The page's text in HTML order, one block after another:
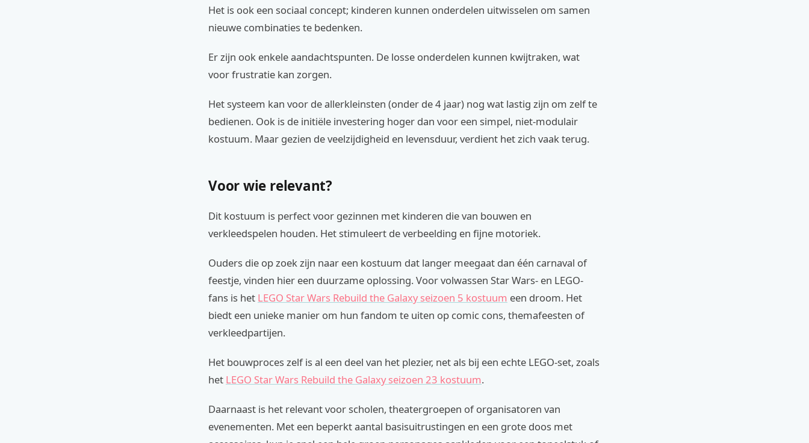
Het is ook een sociaal concept; kinderen kunnen onderdelen uitwisselen om samen
nieuwe combinaties te bedenken.
Er zijn ook enkele aandachtspunten. De losse onderdelen kunnen kwijtraken, wat
voor frustratie kan zorgen.
Het systeem kan voor de allerkleinsten (onder de 4 jaar) nog wat lastig zijn om zelf te
bedienen. Ook is de initiële investering hoger dan voor een simpel, niet-modulair
kostuum. Maar gezien de veelzijdigheid en levensduur, verdient het zich vaak terug.
Voor wie relevant?
Dit kostuum is perfect voor gezinnen met kinderen die van bouwen en
verkleedspelen houden. Het stimuleert de verbeelding en fijne motoriek.
Ouders die op zoek zijn naar een kostuum dat langer meegaat dan één carnaval of
feestje, vinden hier een duurzame oplossing. Voor volwassen Star Wars- en LEGO-
fans is het LEGO Star Wars Rebuild the Galaxy seizoen 5 kostuum een droom. Het
biedt een unieke manier om hun fandom te uiten op comic cons, themafeesten of
verkleedpartijen.
Het bouwproces zelf is al een deel van het plezier, net als bij een echte LEGO-set, zoals
het LEGO Star Wars Rebuild the Galaxy seizoen 23 kostuum.
Daarnaast is het relevant voor scholen, theatergroepen of organisatoren van
evenementen. Met een beperkt aantal basisuitrustingen en een grote doos met